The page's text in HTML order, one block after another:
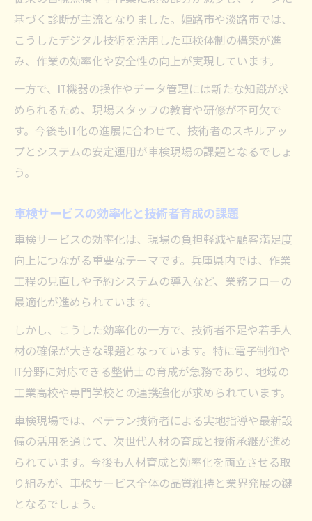
基づく診断が主流となりました。姫路市や淡路市では、
こうしたデジタル技術を活用した車検体制の構築が進
み、作業の効率化や安全性の向上が実現しています。
一方で、IT機器の操作やデータ管理には新たな知識が求
められるため、現場スタッフの教育や研修が不可欠で
す。今後もIT化の進展に合わせて、技術者のスキルアッ
プとシステムの安定運用が車検現場の課題となるでしょ
う。
車検サービスの効率化と技術者育成の課題
車検サービスの効率化は、現場の負担軽減や顧客満足度
向上につながる重要なテーマです。兵庫県内では、作業
工程の見直しや予約システムの導入など、業務フローの
最適化が進められています。
しかし、こうした効率化の一方で、技術者不足や若手人
材の確保が大きな課題となっています。特に電子制御や
IT分野に対応できる整備士の育成が急務であり、地域の
工業高校や専門学校との連携強化が求められています。
車検現場では、ベテラン技術者による実地指導や最新設
備の活用を通じて、次世代人材の育成と技術承継が進め
られています。今後も人材育成と効率化を両立させる取
り組みが、車検サービス全体の品質維持と業界発展の鍵
となるでしょう。